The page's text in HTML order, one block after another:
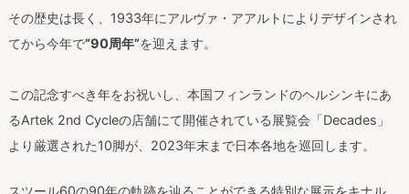
その歴史は長く、1933年にアルヴァ・アアルトによりデザインされ
てから今年で”90周年”を迎えます。
この記念すべき年をお祝いし、本国フィンランドのヘルシンキにあ
るArtek 2nd Cycleの店舗にて開催されている展覧会「Decades」
より厳選された10脚が、2023年末まで日本各地を巡回します。
スツール60の90年の軌跡を辿ることができる特別な展示をキナル